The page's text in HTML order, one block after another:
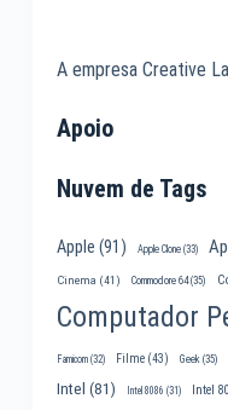
A empresa Creative
Apoio
Nuvem de Tags
Apple (91) Apple Clone(33)
Cinema (41) Commodore 64(35)
Computador
Famicom(32) Filme(43) Geek (35)
Intel (81) Intel 8086 (31) Intel